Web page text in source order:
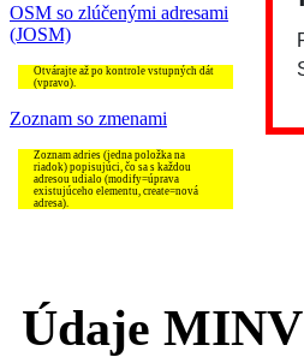
OSM so zlúčenými adresami
(JOSM)
Otvárajte až po kontrole vstupných dát
(vpravo).
Zoznam so zmenami
Zoznam adries (jedna položka na
riadok) popisujúci, čo sa s každou
adresou udialo (modify=úprava
existujúceho elementu, create=nová
adresa).
Údaje MINV